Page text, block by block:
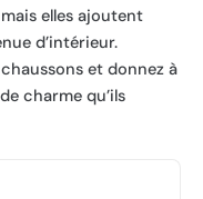
elles ajoutent
d’intérieur.
et donnez à
charme qu’ils